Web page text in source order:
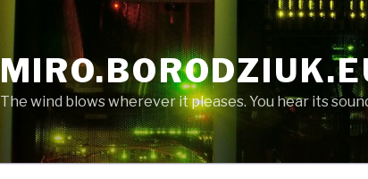
The wind blows wherever it pleases. You hear its